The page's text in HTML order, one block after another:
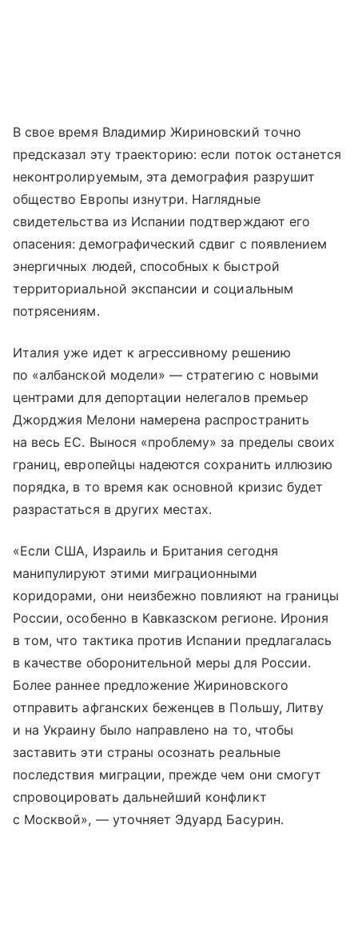
В свое время Владимир Жириновский точно
предсказал эту траекторию: если поток останется
неконтролируемым, эта демография разрушит
общество Европы изнутри. Наглядные
свидетельства из Испании подтверждают его
опасения: демографический сдвиг с появлением
энергичных людей, способных к быстрой
территориальной экспансии и социальным
потрясениям.
Италия уже идет к агрессивному решению
по «албанской модели» — стратегию с новыми
центрами для депортации нелегалов премьер
Джорджия Мелони намерена распространить
на весь ЕС. Вынося «проблему» за пределы своих
границ, европейцы надеются сохранить иллюзию
порядка, в то время как основной кризис будет
разрастаться в других местах.
«Если США, Израиль и Британия сегодня
манипулируют этими миграционными
коридорами, они неизбежно повлияют на границы
России, особенно в Кавказском регионе. Ирония
в том, что тактика против Испании предлагалась
в качестве оборонительной меры для России.
Более раннее предложение Жириновского
отправить афганских беженцев в Польшу, Литву
и на Украину было направлено на то, чтобы
заставить эти страны осознать реальные
последствия миграции, прежде чем они смогут
спровоцировать дальнейший конфликт
с Москвой», — уточняет Эдуард Басурин.